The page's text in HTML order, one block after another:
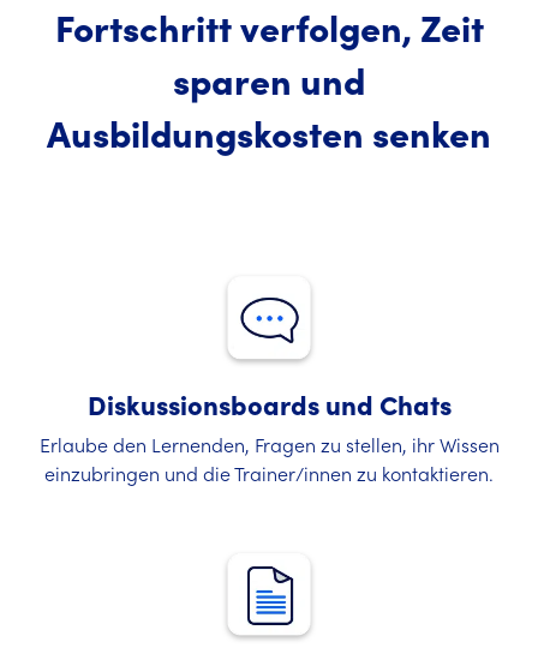
Fortschritt verfolgen, Zeit
sparen und
Ausbildungskosten senken
Diskussionsboards und Chats
Erlaube den Lernenden, Fragen zu stellen, ihr Wissen
einzubringen und die Trainer/innen zu kontaktieren.